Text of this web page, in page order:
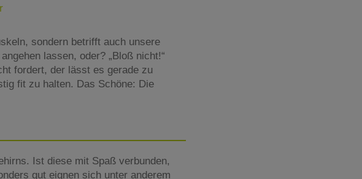
sondern betrifft auch unsere
lassen, oder? „Bloß nicht!“
fordert, der lässt es gerade zu
fit zu halten. Das Schöne: Die
Ist diese mit Spaß verbunden,
gut eignen sich unter anderem